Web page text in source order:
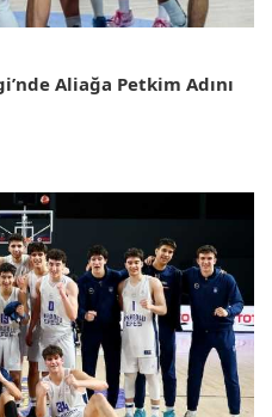
Aliağa Petkim Adını